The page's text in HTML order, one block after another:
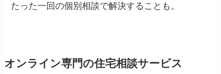
たった一回の個別相談で解決することも。
オンライン専門の住宅相談サービス